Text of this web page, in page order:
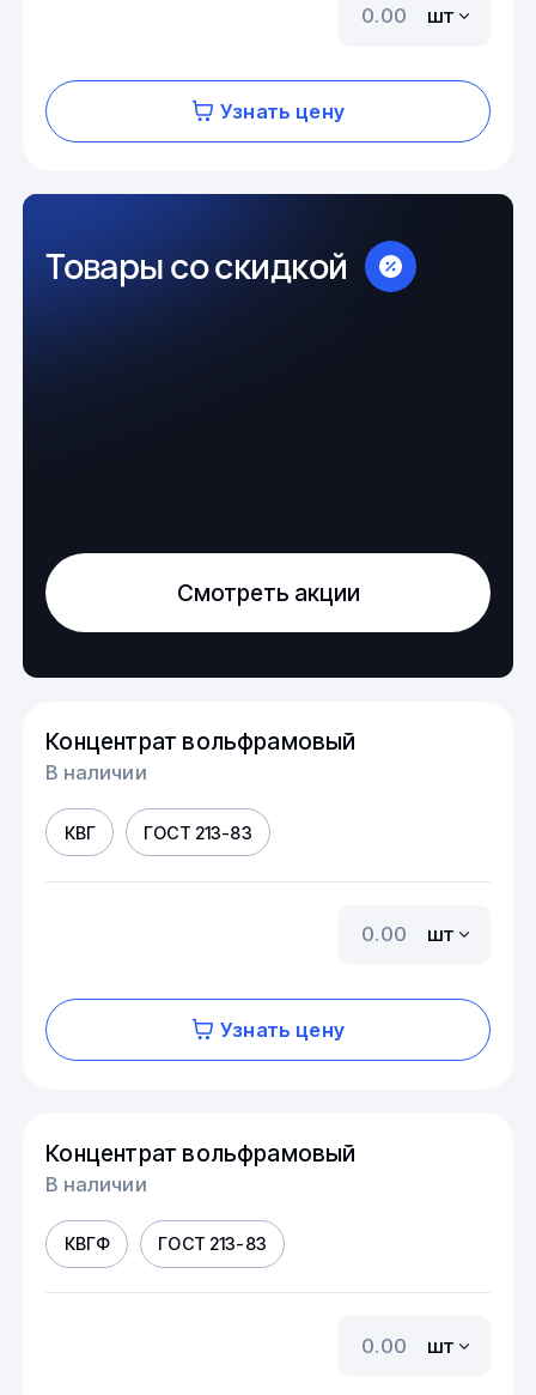
шт
Узнать цену
Товары со скидкой
Смотреть акции
Концентрат вольфрамовый
В наличии
КВГ ГОСТ 213-83
шт
Узнать цену
Концентрат вольфрамовый
В наличии
КВГФ ГОСТ 213-83
шт